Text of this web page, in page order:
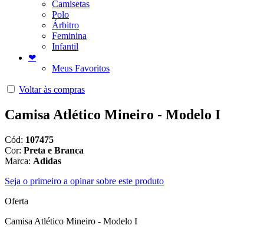
Camisetas
Polo
Árbitro
Feminina
Infantil
❤
Meus Favoritos
Voltar às compras
Camisa Atlético Mineiro - Modelo I
Cód: 107475
Cor: Preta e Branca
Marca: Adidas
Seja o primeiro a opinar sobre este produto
Oferta
Camisa Atlético Mineiro - Modelo I